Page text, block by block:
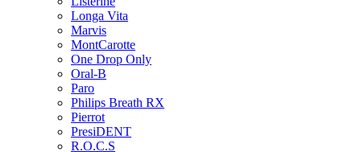
Longa Vita
Marvis
MontCarotte
One Drop Only
Oral-B
Paro
Philips Breath RX
Pierrot
PresiDENT
R.O.C.S